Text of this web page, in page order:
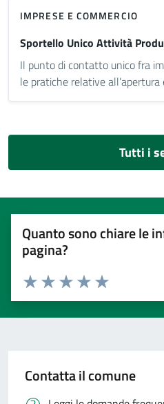
IMPRESE E COMMERCIO
Sportello Unico Attività
Il punto di contatto unico fra
le pratiche relative
Tutti i
Quanto sono chiare le
pagina?
Valuta 5 stelle
Valuta 4 stelle su 5
Valuta 3 stelle su 5
Valuta 2 stelle su 5
Valuta 1 stelle su 5
Contatta il comune